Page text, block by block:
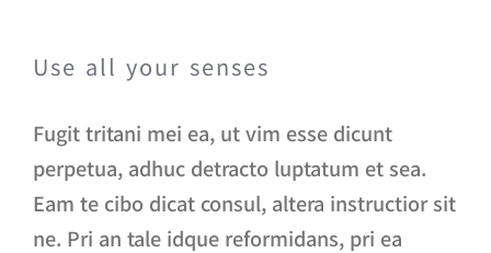
Use all your senses
Fugit tritani mei ea, ut vim esse dicunt
perpetua, adhuc detracto luptatum et sea.
Eam te cibo dicat consul, altera instructior sit
ne. Pri an tale idque reformidans, pri ea